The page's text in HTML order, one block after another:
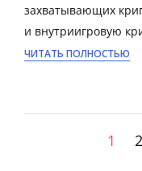
захватывающих
и внутриигровую
ЧИТАТЬ ПОЛНОСТЬЮ
1 2